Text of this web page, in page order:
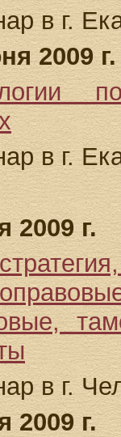
в г.
2009 г.
в г.
2009 г.
в г.
2009 г.